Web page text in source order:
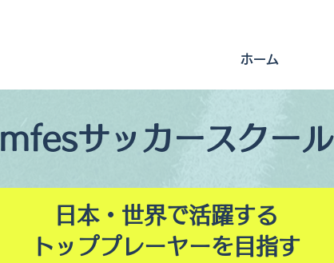
ホーム
mfesサッカースクール
日本・世界で活躍する
トッププレーヤーを目指す